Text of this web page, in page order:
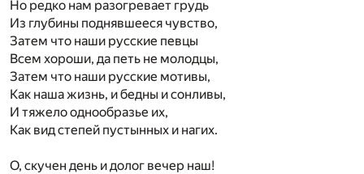
Но редко нам разогревает грудь
Из глубины поднявшееся чувство,
Затем что наши русские певцы
Всем хороши, да петь не молодцы,
Затем что наши русские мотивы,
Как наша жизнь, и бедны и сонливы,
И тяжело однообразье их,
Как вид степей пустынных и нагих.
О, скучен день и долог вечер наш!